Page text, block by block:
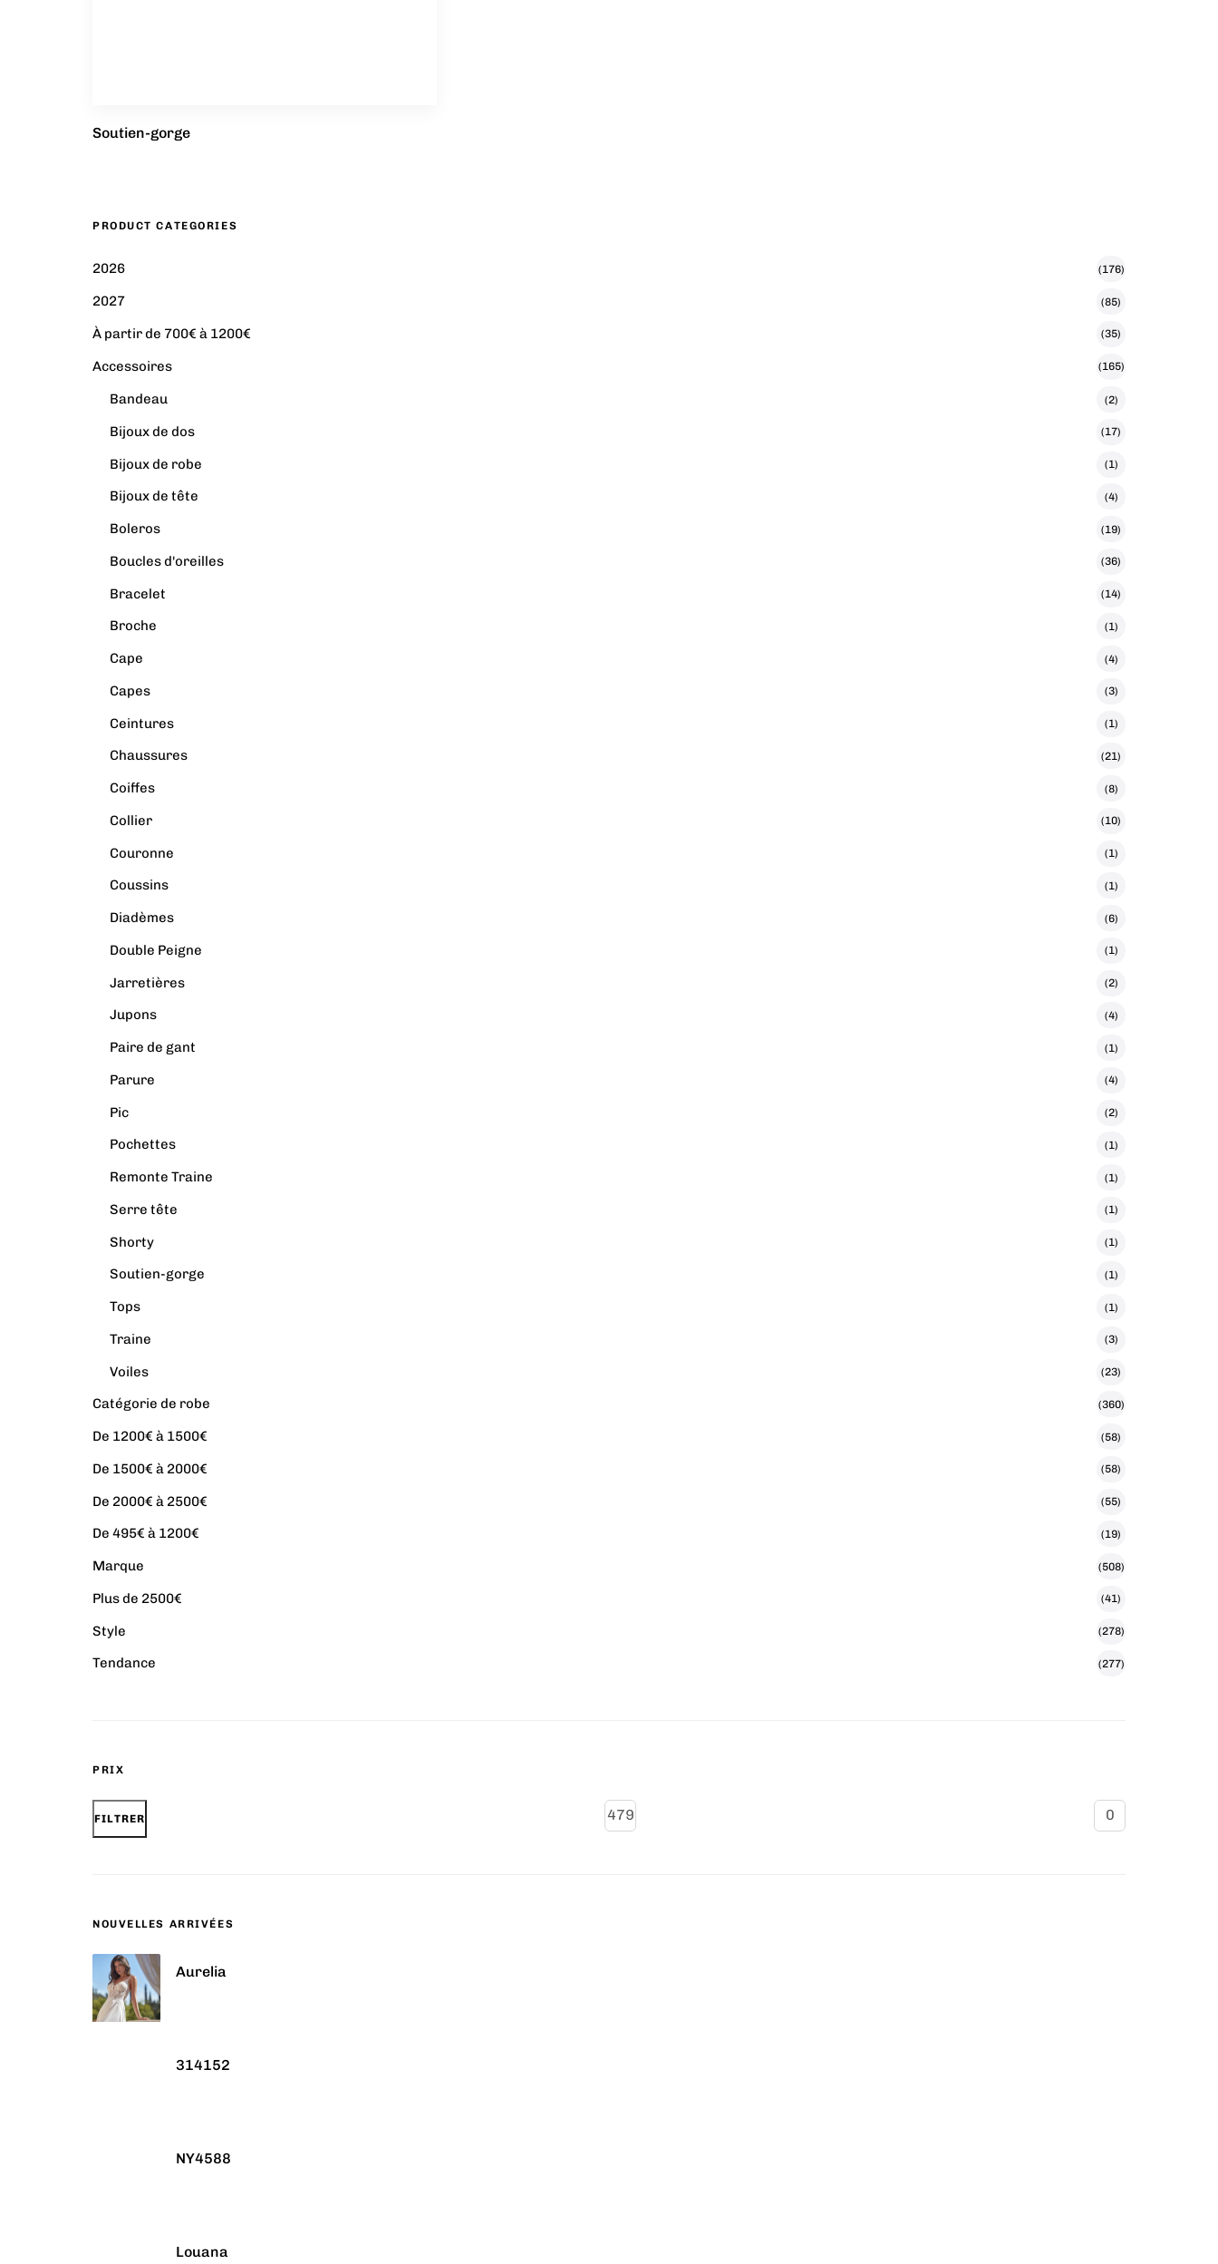
Soutien-gorge
PRODUCT CATEGORIES
2026 (176)
2027 (85)
À partir de 700€ à 1200€ (35)
Accessoires (165)
Bandeau (2)
Bijoux de dos (17)
Bijoux de robe (1)
Bijoux de tête (4)
Boleros (19)
Boucles d'oreilles (36)
Bracelet (14)
Broche (1)
Cape (4)
Capes (3)
Ceintures (1)
Chaussures (21)
Coiffes (8)
Collier (10)
Couronne (1)
Coussins (1)
Diadèmes (6)
Double Peigne (1)
Jarretières (2)
Jupons (4)
Paire de gant (1)
Parure (4)
Pic (2)
Pochettes (1)
Remonte Traine (1)
Serre tête (1)
Shorty (1)
Soutien-gorge (1)
Tops (1)
Traine (3)
Voiles (23)
Catégorie de robe (360)
De 1200€ à 1500€ (58)
De 1500€ à 2000€ (58)
De 2000€ à 2500€ (55)
De 495€ à 1200€ (19)
Marque (508)
Plus de 2500€ (41)
Style (278)
Tendance (277)
PRIX
FILTRER
NOUVELLES ARRIVÉES
Aurelia
314152
NY4588
Louana